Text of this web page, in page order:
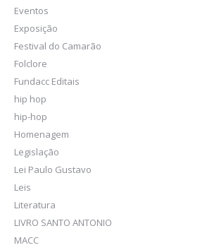
Eventos
Exposição
Festival do Camarão
Folclore
Fundacc Editais
hip hop
hip-hop
Homenagem
Legislação
Lei Paulo Gustavo
Leis
Literatura
LIVRO SANTO ANTONIO
MACC